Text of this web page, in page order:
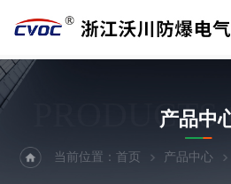
PRODUCTS
产品中
当前位置：首页 产品中心